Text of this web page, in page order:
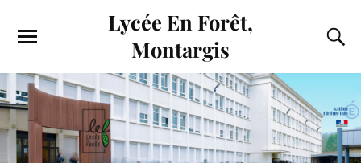
Lycée En Forêt,
Montargis